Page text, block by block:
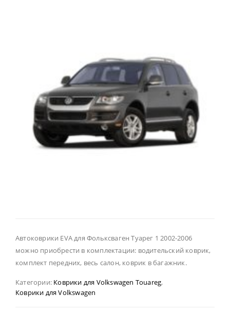
Автоковрики EVA для Фольксваген Туарег 1 2002-2006
можно приобрести в комплектации: водительский коврик,
комплект передних, весь салон, коврик в багажник.
Категории: Коврики для Volkswagen Touareg,
Коврики для Volkswagen